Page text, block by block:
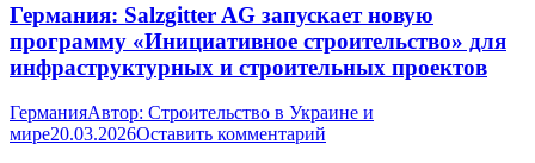
Германия: Salzgitter AG запускает новую
программу «Инициативное строительство» для
инфраструктурных и строительных проектов
ГерманияАвтор: Строительство в Украине и
мире20.03.2026Оставить комментарий